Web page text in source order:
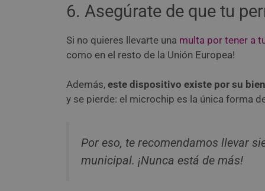
6. Asegúrate de que tu
Si no quieres llevarte una multa por tener a
como en el resto de la Unión Europea!
Además, este dispositivo existe por su bien
y se pierde: el microchip es la única forma
Por eso, te recomendamos llevar
municipal. ¡Nunca está de más!